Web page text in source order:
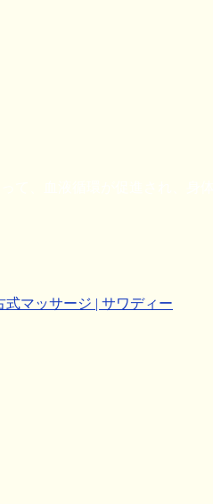
マッサージ | サワディー